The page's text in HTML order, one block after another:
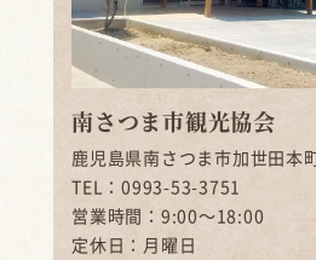
南さつま市観光協会
鹿児島県南さつま市加世田本
TEL：0993-53-3751
営業時間：9:00～18:00
定休日：月曜日